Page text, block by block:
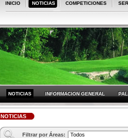
INICIO NOTICIAS COMPETICIONES
NOTICIAS INFORMACION GENERAL
NOTICIAS
Filtrar por Áreas: